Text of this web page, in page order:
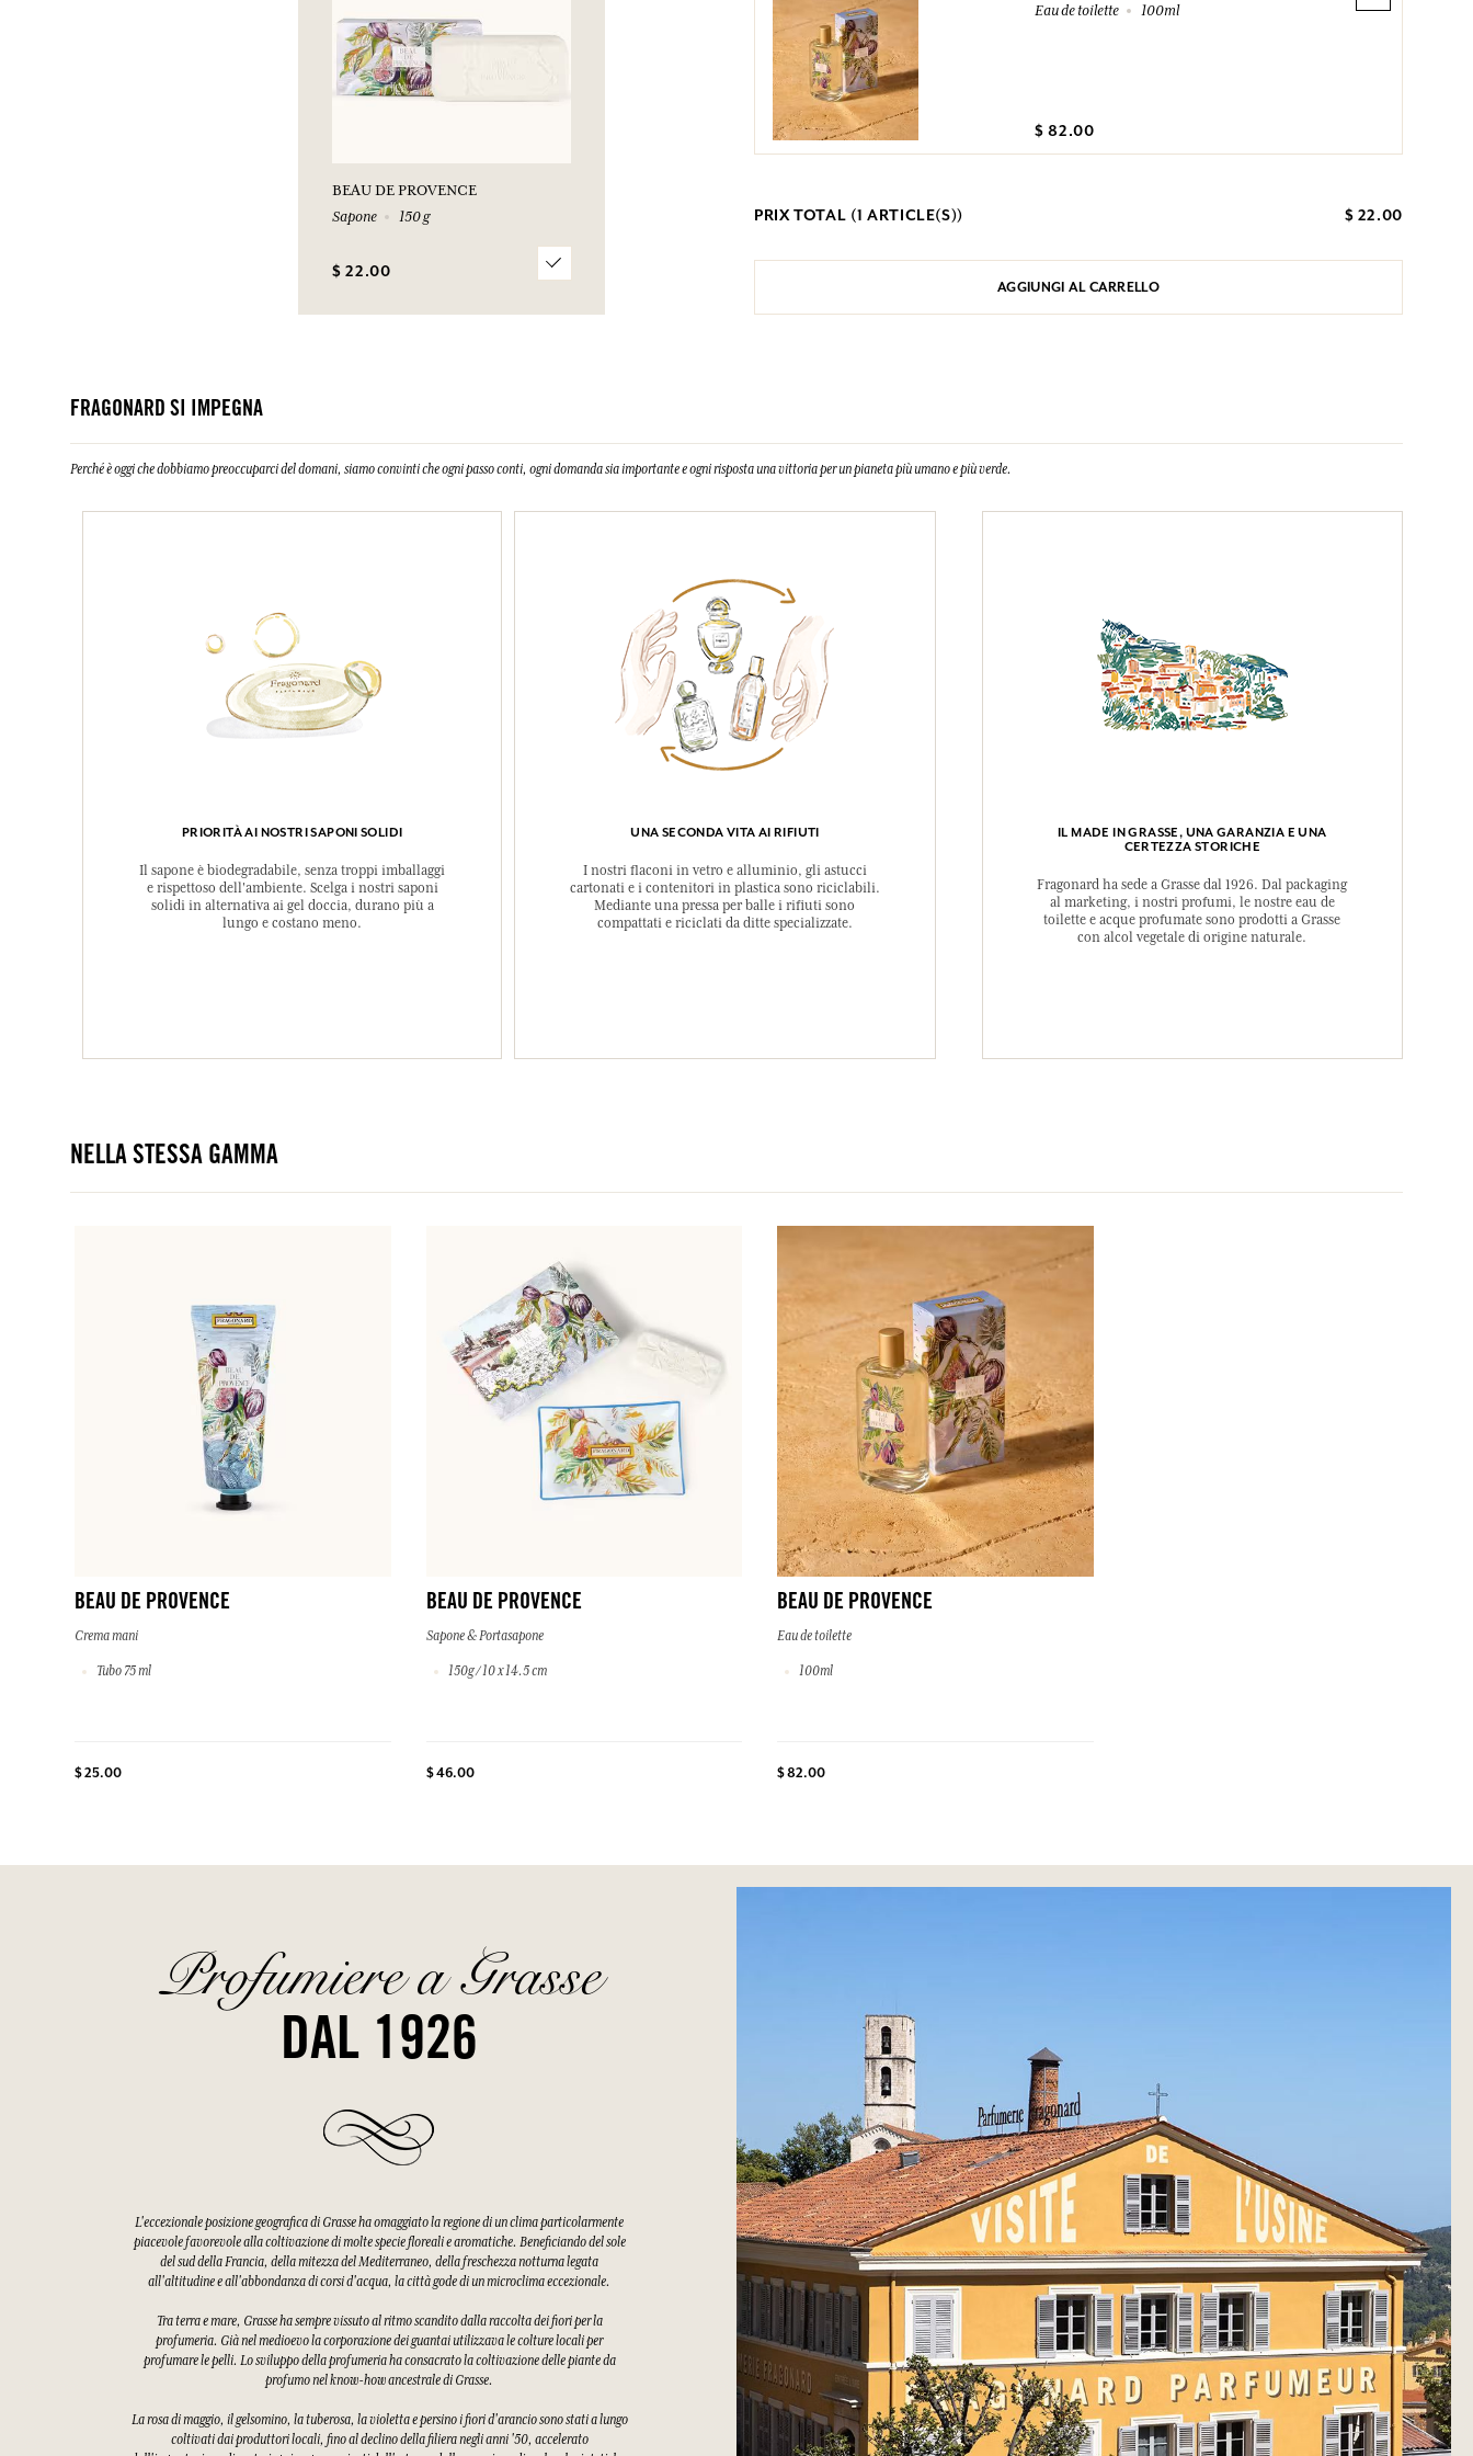
BEAU DE PROVENCE
Sapone
150 g
$ 22.00
Eau de toilette 100ml
$ 82.00
PRIX TOTAL (1 ARTICLE(S)) $ 22.00
AGGIUNGI AL CARRELLO
FRAGONARD SI IMPEGNA
Perché è oggi che dobbiamo preoccuparci del domani, siamo convinti che ogni passo conti, ogni domanda sia importante e ogni risposta una vittoria per un pianeta più umano e più verde.
PRIORITÀ AI NOSTRI SAPONI SOLIDI
Il sapone è biodegradabile, senza troppi imballaggi
e rispettoso dell'ambiente. Scelga i nostri saponi
solidi in alternativa ai gel doccia, durano più a
lungo e costano meno.
UNA SECONDA VITA AI RIFIUTI
I nostri flaconi in vetro e alluminio, gli astucci
cartonati e i contenitori in plastica sono riciclabili.
Mediante una pressa per balle i rifiuti sono
compattati e riciclati da ditte specializzate.
IL MADE IN GRASSE, UNA GARANZIA E UNA
CERTEZZA STORICHE
Fragonard ha sede a Grasse dal 1926. Dal packaging
al marketing, i nostri profumi, le nostre eau de
toilette e acque profumate sono prodotti a Grasse
con alcol vegetale di origine naturale.
NELLA STESSA GAMMA
BEAU DE PROVENCE
Crema mani
Tubo 75 ml
$ 25.00
BEAU DE PROVENCE
Sapone & Portasapone
150g / 10 x 14.5 cm
$ 46.00
BEAU DE PROVENCE
Eau de toilette
100ml
$ 82.00
Profumiere a Grasse
DAL 1926
L'eccezionale posizione geografica di Grasse ha omaggiato la regione di un clima particolarmente
piacevole favorevole alla coltivazione di molte specie floreali e aromatiche. Beneficiando del sole
del sud della Francia, della mitezza del Mediterraneo, della freschezza notturna legata
all'altitudine e all'abbondanza di corsi d'acqua, la città gode di un microclima eccezionale.
Tra terra e mare, Grasse ha sempre vissuto al ritmo scandito dalla raccolta dei fiori per la
profumeria. Già nel medioevo la corporazione dei guantai utilizzava le colture locali per
profumare le pelli. Lo sviluppo della profumeria ha consacrato la coltivazione delle piante da
profumo nel know-how ancestrale di Grasse.
La rosa di maggio, il gelsomino, la tuberosa, la violetta e persino i fiori d'arancio sono stati a lungo
coltivati dai produttori locali, fino al declino della filiera negli anni '50, accelerato